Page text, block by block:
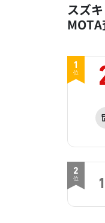
スズ
1
位
2
位